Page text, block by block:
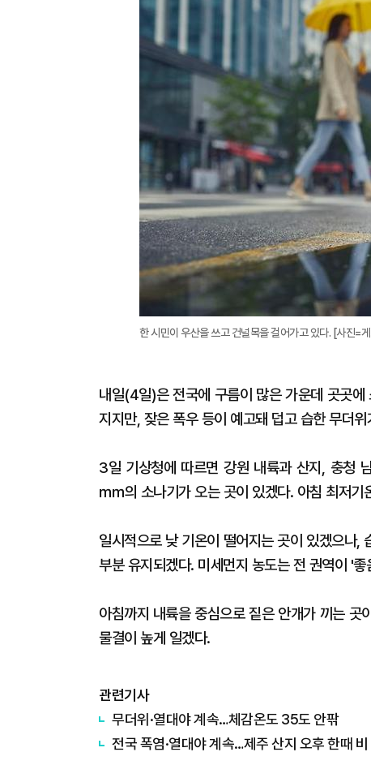
한 시민이 우산을 쓰고 건널목을 걸어가고 있다. [사진=
내일(4일)은 전국에 구름이 많은 가운데 곳곳
지지만, 잦은 폭우 등이 예고돼 덥고 습한 무더
3일 기상청에 따르면 강원 내륙과 산지, 충청
㎜의 소나기가 오는 곳이 있겠다. 아침 최저
일시적으로 낮 기온이 떨어지는 곳이 있겠으나
부분 유지되겠다. 미세먼지 농도는 전 권역이 '
아침까지 내륙을 중심으로 짙은 안개가 끼는
물결이 높게 일겠다.
관련기사
무더위·열대야 계속…체감온도 35도 안팎
전국 폭염·열대야 계속…제주 산지 오후 한때 비